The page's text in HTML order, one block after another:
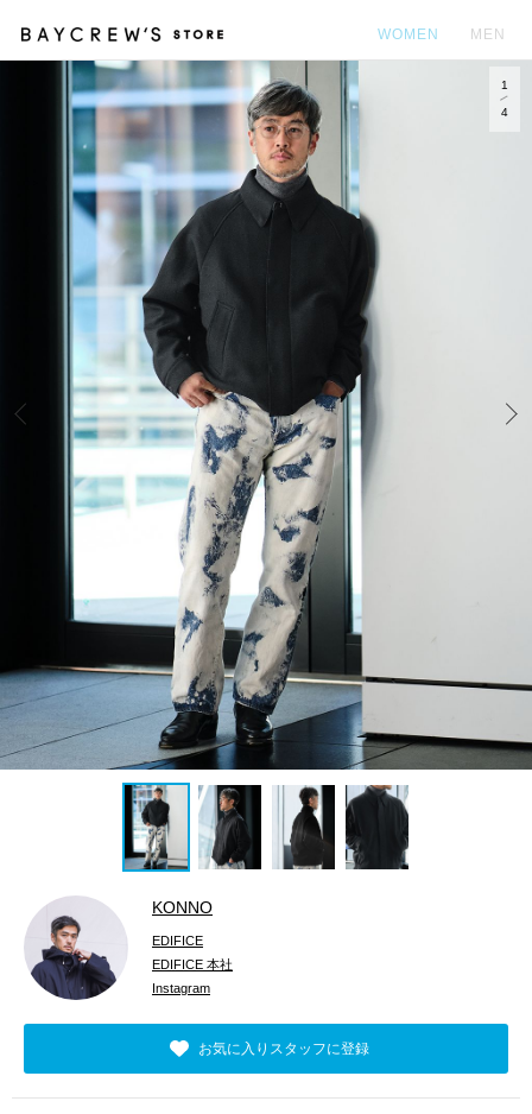
WOMEN MEN
1
4
KONNO
EDIFICE
EDIFICE 本社
Instagram
お気に入りスタッフに登録